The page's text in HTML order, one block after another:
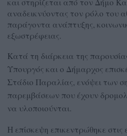
αναδεικνύοντας τον ρόλο του
παράγοντα ανάπτυξης,
εξωστρέφειας.
Κατά τη διάρκεια της
Υπουργός και ο Δήμαρχος
Στάδιο Παραλίας, ενόψει των
παρεμβάσεων που έχουν
να υλοποιούνται.
Η επίσκεψη επικεντρώθηκε στις